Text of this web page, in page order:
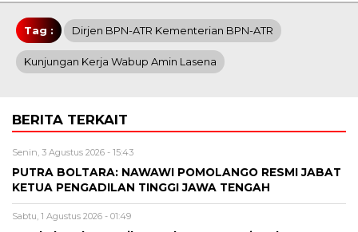
Tag : Dirjen BPN-ATR Kementerian BPN-ATR
Kunjungan Kerja Wabup Amin Lasena
BERITA TERKAIT
Senin, 3 Agustus 2026 - 15:43
PUTRA BOLTARA: NAWAWI POMOLANGO RESMI JABAT
KETUA PENGADILAN TINGGI JAWA TENGAH
Sabtu, 1 Agustus 2026 - 01:49